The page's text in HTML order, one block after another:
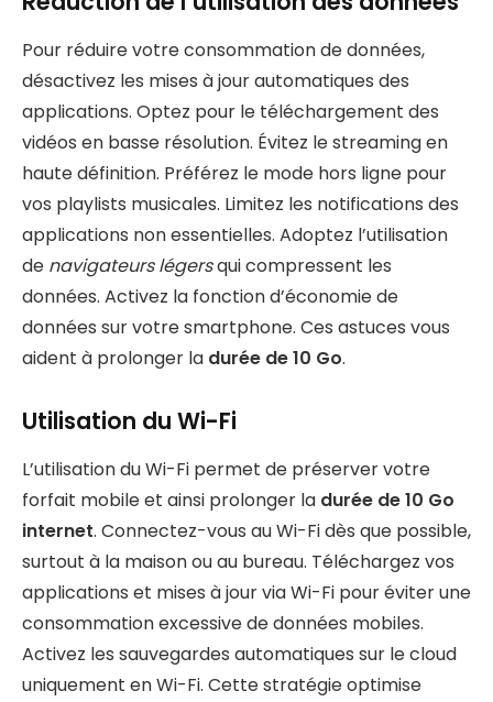
Pour réduire votre consommation de données,
désactivez les mises à jour automatiques des
applications. Optez pour le téléchargement des
vidéos en basse résolution. Évitez le streaming en
haute définition. Préférez le mode hors ligne pour
vos playlists musicales. Limitez les notifications des
applications non essentielles. Adoptez l’utilisation
de navigateurs légersqui compressent les
données. Activez la fonction d’économie de
données sur votre smartphone. Ces astuces vous
aident à prolonger la durée de 10 Go.
Utilisation du Wi-Fi
L’utilisation du Wi-Fi permet de préserver votre
forfait mobile et ainsi prolonger la durée de 10 Go
internet. Connectez-vous au Wi-Fi dès que possible,
surtout à la maison ou au bureau. Téléchargez vos
applications et mises à jour via Wi-Fi pour éviter une
consommation excessive de données mobiles.
Activez les sauvegardes automatiques sur le cloud
uniquement en Wi-Fi. Cette stratégie optimise